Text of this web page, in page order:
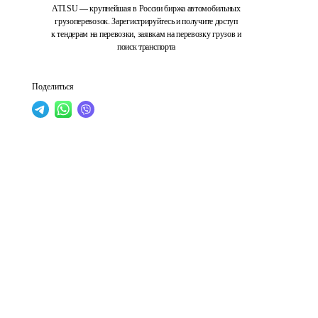
ATI.SU — крупнейшая в России биржа автомобильных
грузоперевозок. Зарегистрируйтесь и получите доступ
к тендерам на перевозки, заявкам на перевозку грузов и
поиск транспорта
Поделиться